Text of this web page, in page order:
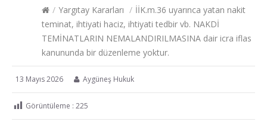
/ Yargıtay Kararları / İİK.m.36 uyarınca yatan nakit
teminat, ihtiyati haciz, ihtiyati tedbir vb. NAKDİ
TEMİNATLARIN NEMALANDIRILMASINA dair icra iflas
kanununda bir düzenleme yoktur.
13 Mayıs 2026 Aygüneş Hukuk
Görüntüleme : 225